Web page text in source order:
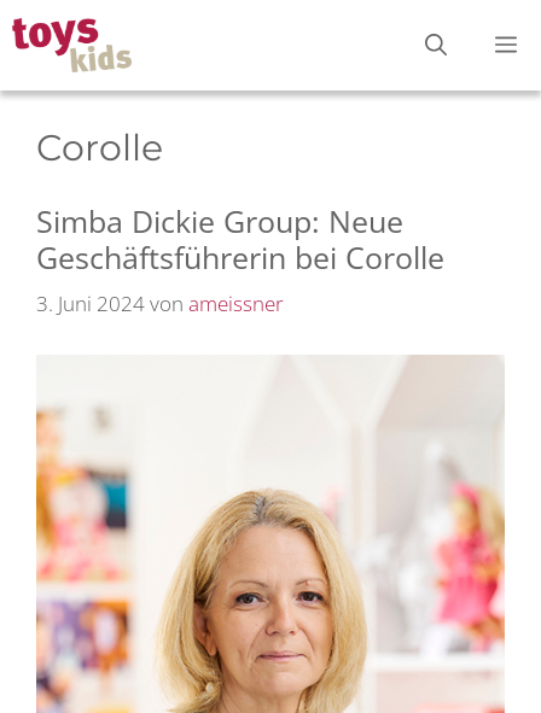
Zum
Inhalt
springen
Corolle
Simba Dickie Group: Neue
Geschäftsführerin bei Corolle
3. Juni 2024von ameissner